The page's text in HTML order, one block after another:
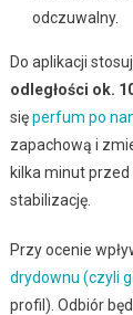
odczuwalny.
Do aplikacji
odległości ok.
sięperfum po
zapachową i
kilka minut
stabilizację.
Przy ocenie
drydownu (czyli
profil). Odbiór